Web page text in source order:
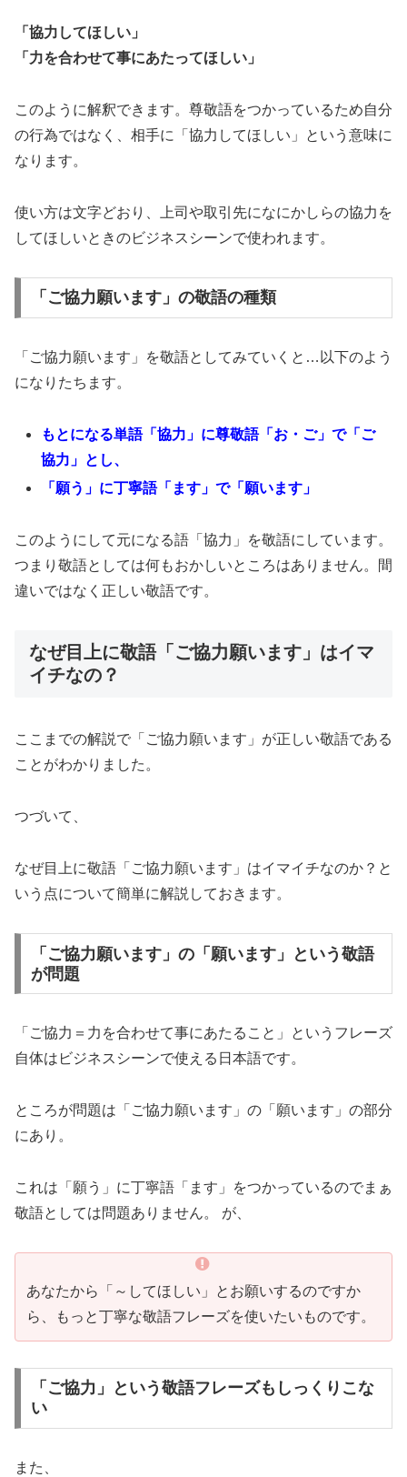
「協力してほしい」
「力を合わせて事にあたってほしい」
このように解釈できます。尊敬語をつかっているため自分
の行為ではなく、相手に「協力してほしい」という意味に
なります。
使い方は文字どおり、上司や取引先になにかしらの協力を
してほしいときのビジネスシーンで使われます。
「ご協力願います」の敬語の種類
「ご協力願います」を敬語としてみていくと…以下のよう
になりたちます。
もとになる単語「協力」に尊敬語「お・ご」で「ご
協力」とし、
「願う」に丁寧語「ます」で「願います」
このようにして元になる語「協力」を敬語にしています。
つまり敬語としては何もおかしいところはありません。間
違いではなく正しい敬語です。
なぜ目上に敬語「ご協力願います」はイマ
イチなの？
ここまでの解説で「ご協力願います」が正しい敬語である
ことがわかりました。
つづいて、
なぜ目上に敬語「ご協力願います」はイマイチなのか？と
いう点について簡単に解説しておきます。
「ご協力願います」の「願います」という敬語
が問題
「ご協力＝力を合わせて事にあたること」というフレーズ
自体はビジネスシーンで使える日本語です。
ところが問題は「ご協力願います」の「願います」の部分
にあり。
これは「願う」に丁寧語「ます」をつかっているのでまぁ
敬語としては問題ありません。 が、
あなたから「～してほしい」とお願いするのですか
ら、もっと丁寧な敬語フレーズを使いたいものです。
「ご協力」という敬語フレーズもしっくりこな
い
また、